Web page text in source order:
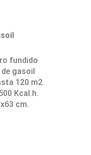
fundido
gasoil
120 m2
Kcal.h.
cm.